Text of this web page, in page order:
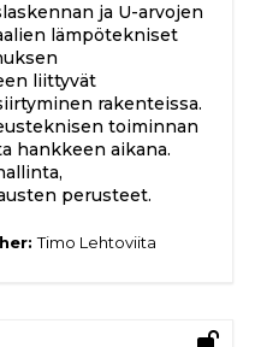
ja U-arvojen
lämpötekniset
liittyvät
rakenteissa.
toiminnan
hankkeen aikana.
perusteet.
Timo Lehtoviita